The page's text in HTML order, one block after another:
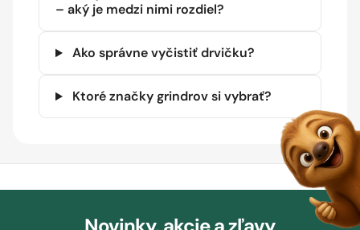
– aký je medzi nimi rozdiel?
Ako správne vyčistiť drvičku?
Ktoré značky grindrov si vybrať?